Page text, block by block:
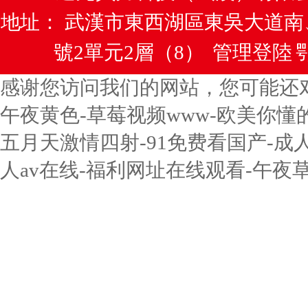
地址： 武漢市東西湖區東吳大道
號2單元2層（8）
管理登陸
感谢您访问我们的网站，您可能还
午夜黄色-草莓视频www-欧美你懂
五月天激情四射-91免费看国产-成
人av在线-福利网址在线观看-午夜